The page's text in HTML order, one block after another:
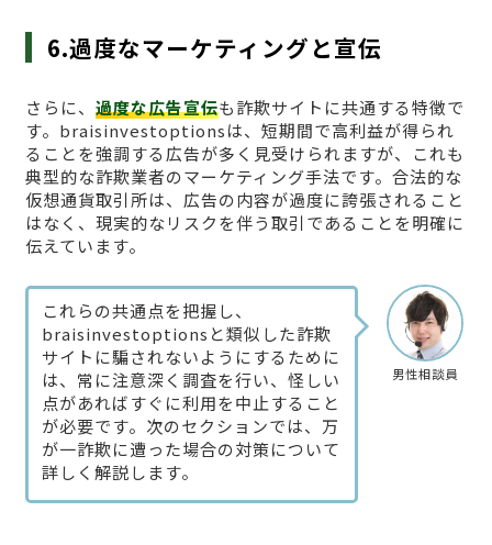
6.過度なマーケティングと宣伝
さらに、 過度な広告宣伝も詐欺サイトに共通する特徴で
す。braisinvestoptionsは、短期間で高利益が得られ
ることを強調する広告が多く見受けられますが、これも
典型的な詐欺業者のマーケティング手法です。合法的な
仮想通貨取引所は、広告の内容が過度に誇張されること
はなく、現実的なリスクを伴う取引であることを明確に
伝えています。
男性相談員
これらの共通点を把握し、
braisinvestoptionsと類似した詐欺
サイトに騙されないようにするために
は、常に注意深く調査を行い、怪しい
点があればすぐに利用を中止すること
が必要です。次のセクションでは、万
が一詐欺に遭った場合の対策について
詳しく解説します。